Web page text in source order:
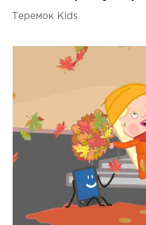
Теремок Kids